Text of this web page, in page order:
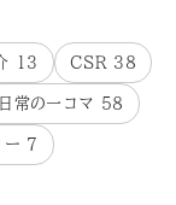
13 CSR 38
日常の一コマ 58
ー 7